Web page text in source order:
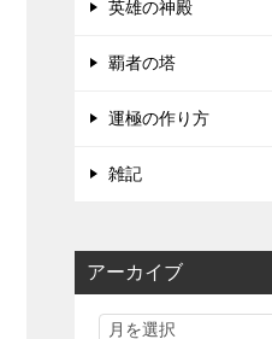
英雄の神殿
覇者の塔
運極の作り方
雑記
アーカイブ